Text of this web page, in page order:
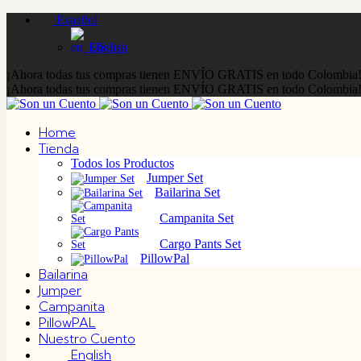
Español
English
¡Ahora todas tus compras tienen ENVÍO GRATIS en todo Colombia!
¡Ahora todas tus compras tienen ENVÍO GRATIS en todo Colombia!
Home
Tienda
Todos los Productos
Jumper Set
Bailarina Set
Campanita Set
Cargo Pants Set
PillowPal
Bailarina
Jumper
Campanita
PillowPAL
Nuestro Cuento
English